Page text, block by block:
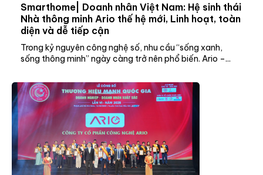
Smarthome| Doanh nhân Việt Nam: Hệ sinh thái
Nhà thông minh Ario thế hệ mới, Linh hoạt, toàn
diện và dễ tiếp cận
Trong kỷ nguyên công nghệ số, nhu cầu “sống xanh,
sống thông minh” ngày càng trở nên phổ biến. Ario –...